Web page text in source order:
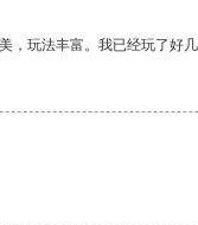
，玩法丰富。我已经玩了好几